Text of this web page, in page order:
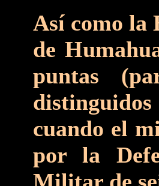
Así como la
de
puntas
cuando el
por la